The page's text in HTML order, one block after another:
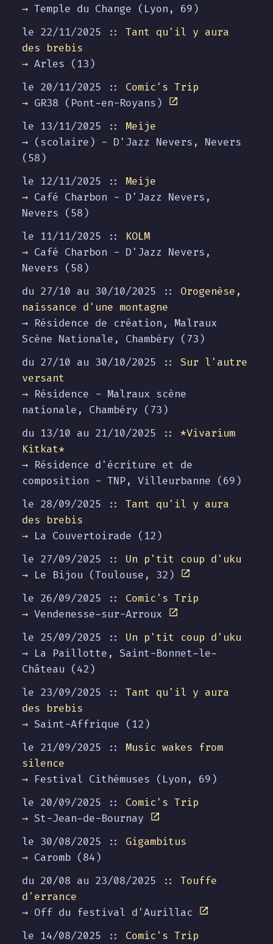
→ Temple du Change (Lyon, 69)
le 22/11/2025 :: Tant qu'il y aura
des brebis
→ Arles (13)
le 20/11/2025 :: Comic's Trip
→ GR38 (Pont-en-Royans)
le 13/11/2025 :: Meije
→ (scolaire) - D'Jazz Nevers, Nevers
(58)
le 12/11/2025 :: Meije
→ Café Charbon - D'Jazz Nevers,
Nevers (58)
le 11/11/2025 :: KOLM
→ Café Charbon - D'Jazz Nevers,
Nevers (58)
du 27/10 au 30/10/2025 :: Orogenèse,
naissance d'une montagne
→ Résidence de création, Malraux
Scène Nationale, Chambéry (73)
du 27/10 au 30/10/2025 :: Sur l'autre
versant
→ Résidence - Malraux scène
nationale, Chambéry (73)
du 13/10 au 21/10/2025 :: *Vivarium
Kitkat*
→ Résidence d'écriture et de
composition - TNP, Villeurbanne (69)
le 28/09/2025 :: Tant qu'il y aura
des brebis
→ La Couvertoirade (12)
le 27/09/2025 :: Un p'tit coup d'uku
→ Le Bijou (Toulouse, 32)
le 26/09/2025 :: Comic's Trip
→ Vendenesse-sur-Arroux
le 25/09/2025 :: Un p'tit coup d'uku
→ La Paillotte, Saint-Bonnet-le-
Château (42)
le 23/09/2025 :: Tant qu'il y aura
des brebis
→ Saint-Affrique (12)
le 21/09/2025 :: Music wakes from
silence
→ Festival Cithémuses (Lyon, 69)
le 20/09/2025 :: Comic's Trip
→ St-Jean-de-Bournay
le 30/08/2025 :: Gigambitus
→ Caromb (84)
du 20/08 au 23/08/2025 :: Touffe
d'errance
→ Off du festival d'Aurillac
le 14/08/2025 :: Comic's Trip